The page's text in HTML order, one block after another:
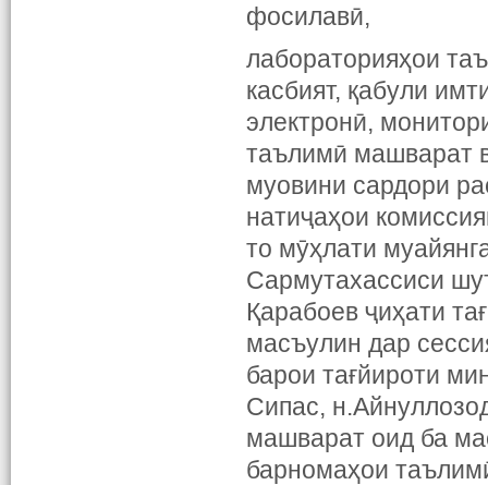
фосилавӣ,
лабораторияҳои
касбият, қабули
электронӣ,
таълимӣ машварат
муовини сардори
натиҷаҳои
то мӯҳлати
Сармутахассиси
Қарабоев ҷиҳати
масъулин дар
барои тағйироти
Сипас,
машварат оид ба
барномаҳои